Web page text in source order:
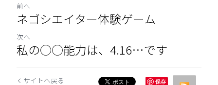
前へ
ネゴシエイター体験ゲーム
次へ
私の○○能力は、4.16…です
サイトへ戻る 保存